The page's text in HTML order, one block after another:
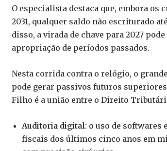
O especialista destaca que, embora
2031, qualquer saldo não escriturado
disso, a virada de chave para 2027
apropriação de períodos passados.
Nesta corrida contra o relógio, o
pode gerar passivos futuros
Filho é a união entre o Direito
Auditoria digital: o uso de softwares
fiscais dos últimos cinco anos em